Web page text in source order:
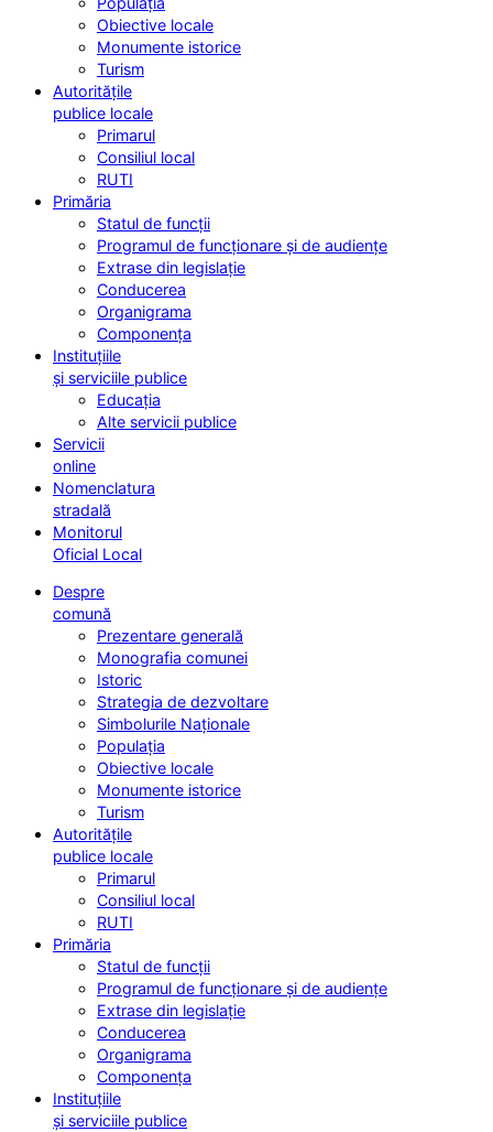
Obiective locale
Monumente istorice
Turism
Autoritățile
publice locale
Primarul
Consiliul local
RUTI
Primăria
Statul de funcții
Programul de funcționare și de audiențe
Extrase din legislație
Conducerea
Organigrama
Componența
Instituțiile
și serviciile publice
Educația
Alte servicii publice
Servicii
online
Nomenclatura
stradală
Monitorul
Oficial Local
Despre
comună
Prezentare generală
Monografia comunei
Istoric
Strategia de dezvoltare
Simbolurile Naționale
Populația
Obiective locale
Monumente istorice
Turism
Autoritățile
publice locale
Primarul
Consiliul local
RUTI
Primăria
Statul de funcții
Programul de funcționare și de audiențe
Extrase din legislație
Conducerea
Organigrama
Componența
Instituțiile
și serviciile publice